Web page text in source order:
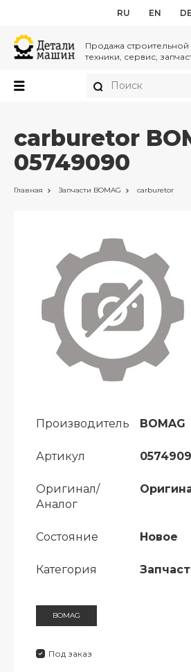
RU EN
Продажа строительной
техники, сервис,
carburetor
05749090
Главная Запчасти BOMAG carburetor
Производитель BOMAG
Артикул
Оригинал/
Аналог
Состояние Новое
Категория
BOMAG
Под заказ